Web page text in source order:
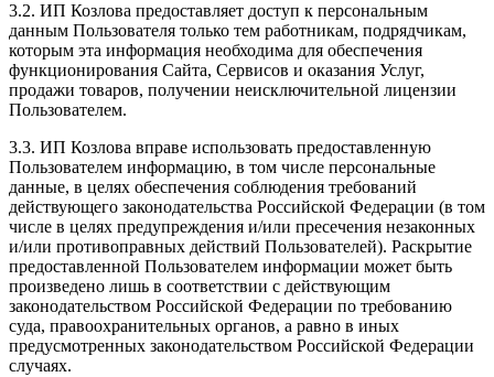
3.2. ИП Козлова предоставляет доступ к персональным
данным Пользователя только тем работникам, подрядчикам,
которым эта информация необходима для обеспечения
функционирования Сайта, Сервисов и оказания Услуг,
продажи товаров, получении неисключительной лицензии
Пользователем.
3.3. ИП Козлова вправе использовать предоставленную
Пользователем информацию, в том числе персональные
данные, в целях обеспечения соблюдения требований
действующего законодательства Российской Федерации (в том
числе в целях предупреждения и/или пресечения незаконных
и/или противоправных действий Пользователей). Раскрытие
предоставленной Пользователем информации может быть
произведено лишь в соответствии с действующим
законодательством Российской Федерации по требованию
суда, правоохранительных органов, а равно в иных
предусмотренных законодательством Российской Федерации
случаях.